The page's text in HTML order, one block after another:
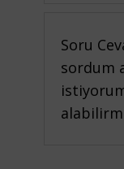
Soru
sordum